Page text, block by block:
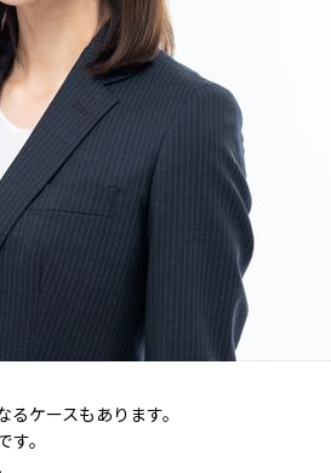
ケースもあります。
。